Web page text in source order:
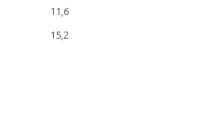
11,6
15,2